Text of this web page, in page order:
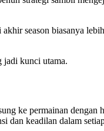
akhir season biasanya
jadi kunci utama.
ke permainan dengan
keadilan dalam